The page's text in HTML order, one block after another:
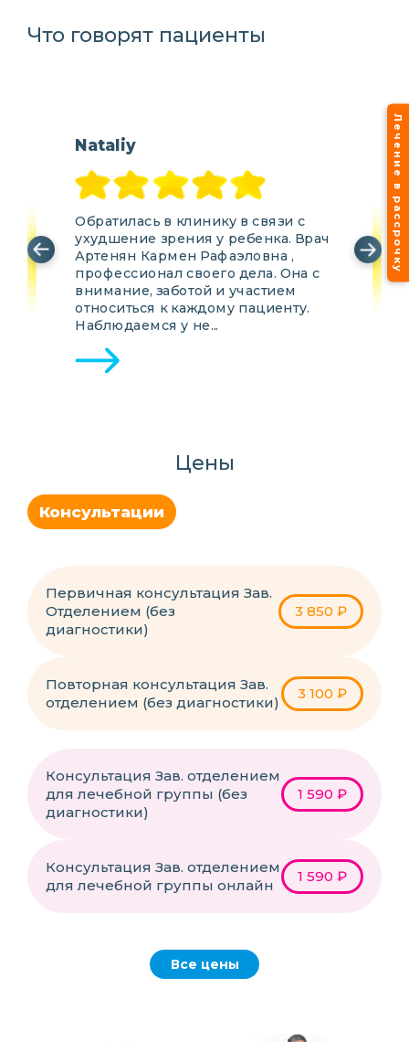
Что говорят пациенты
Nataliy
Обратилась в клинику в связи с
ухудшение зрения у ребенка. Врач
Артенян Кармен Рафаэловна ,
профессионал своего дела. Она с
внимание, заботой и участием
относиться к каждому пациенту.
Наблюдаемся у не...
❮ ❯
Цены
Консультации
Первичная консультация Зав.
Отделением (без
диагностики)
3 850 ₽
Повторная консультация Зав.
отделением (без диагностики)
3 100 ₽
Консультация Зав. отделением
для лечебной группы (без
диагностики)
1 590 ₽
Консультация Зав. отделением
для лечебной группы онлайн
1 590 ₽
Все цены
Лечение в рассрочку